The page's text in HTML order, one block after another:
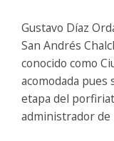
Gustavo Díaz
San Andrés
conocido como
acomodada
etapa del
administrador de